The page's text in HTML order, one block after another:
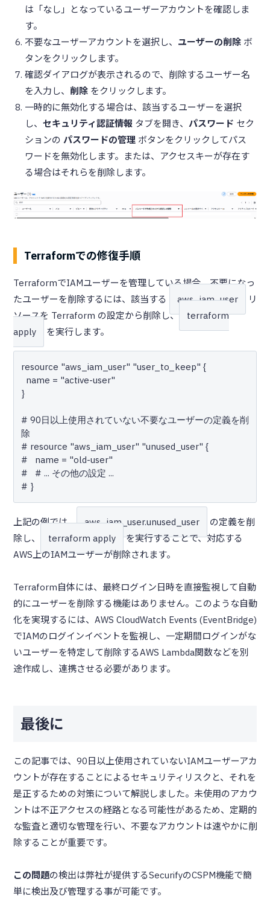
は「なし」となっているユーザーアカウントを確認しま
す。
不要なユーザーアカウントを選択し、 ユーザーの削除 ボ
タンをクリックします。
確認ダイアログが表示されるので、削除するユーザー名
を入力し、 削除 をクリックします。
一時的に無効化する場合は、該当するユーザーを選択
し、 セキュリティ認証情報 タブを開き、 パスワード セク
ションの パスワードの管理 ボタンをクリックしてパス
ワードを無効化します。または、アクセスキーが存在す
る場合はそれらを削除します。
Terraformでの修復手順
TerraformでIAMユーザーを管理している場合、不要になっ
たユーザーを削除するには、該当する
aws_iam_user
リ
ソースを Terraform の設定から削除し、
terraform
apply
を実行します。
resource "aws_iam_user" "user_to_keep" {
}
# 90日以上使用されていない不要なユーザーの定義を削
除
# resource "aws_iam_user" "unused_user" {
#   name = "old-user"
#   # ... その他の設定 ...
# }
上記の例では、 aws_iam_user.unused_user
の定義を削
除し、
terraform apply
を実行することで、対応する
AWS上のIAMユーザーが削除されます。
Terraform自体には、最終ログイン日時を直接監視して自動
的にユーザーを削除する機能はありません。このような自動
化を実現するには、AWS CloudWatch Events (EventBridge)
でIAMのログインイベントを監視し、一定期間ログインがな
いユーザーを特定して削除するAWS Lambda関数などを別
途作成し、連携させる必要があります。
最後に
この記事では、90日以上使用されていないIAMユーザーアカ
ウントが存在することによるセキュリティリスクと、それを
是正するための対策について解説しました。未使用のアカウ
ントは不正アクセスの経路となる可能性があるため、定期的
な監査と適切な管理を行い、不要なアカウントは速やかに削
除することが重要です。
この問題の検出は弊社が提供するSecurifyのCSPM機能で簡
単に検出及び管理する事が可能です。